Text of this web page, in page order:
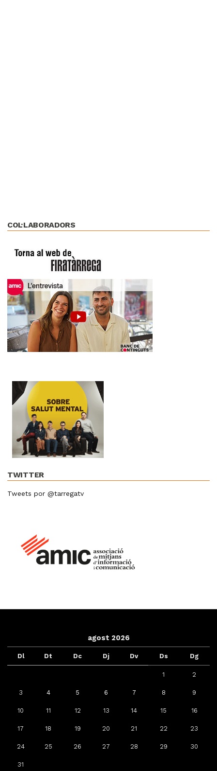
COL·LABORADORS
TWITTER
Tweets por @tarregatv
agost 2026
Dl Dt Dc Dj Dv Ds Dg
1 2
3 4 5 6 7 8 9
10 11 12 13 14 15 16
17 18 19 20 21 22 23
24 25 26 27 28 29 30
31